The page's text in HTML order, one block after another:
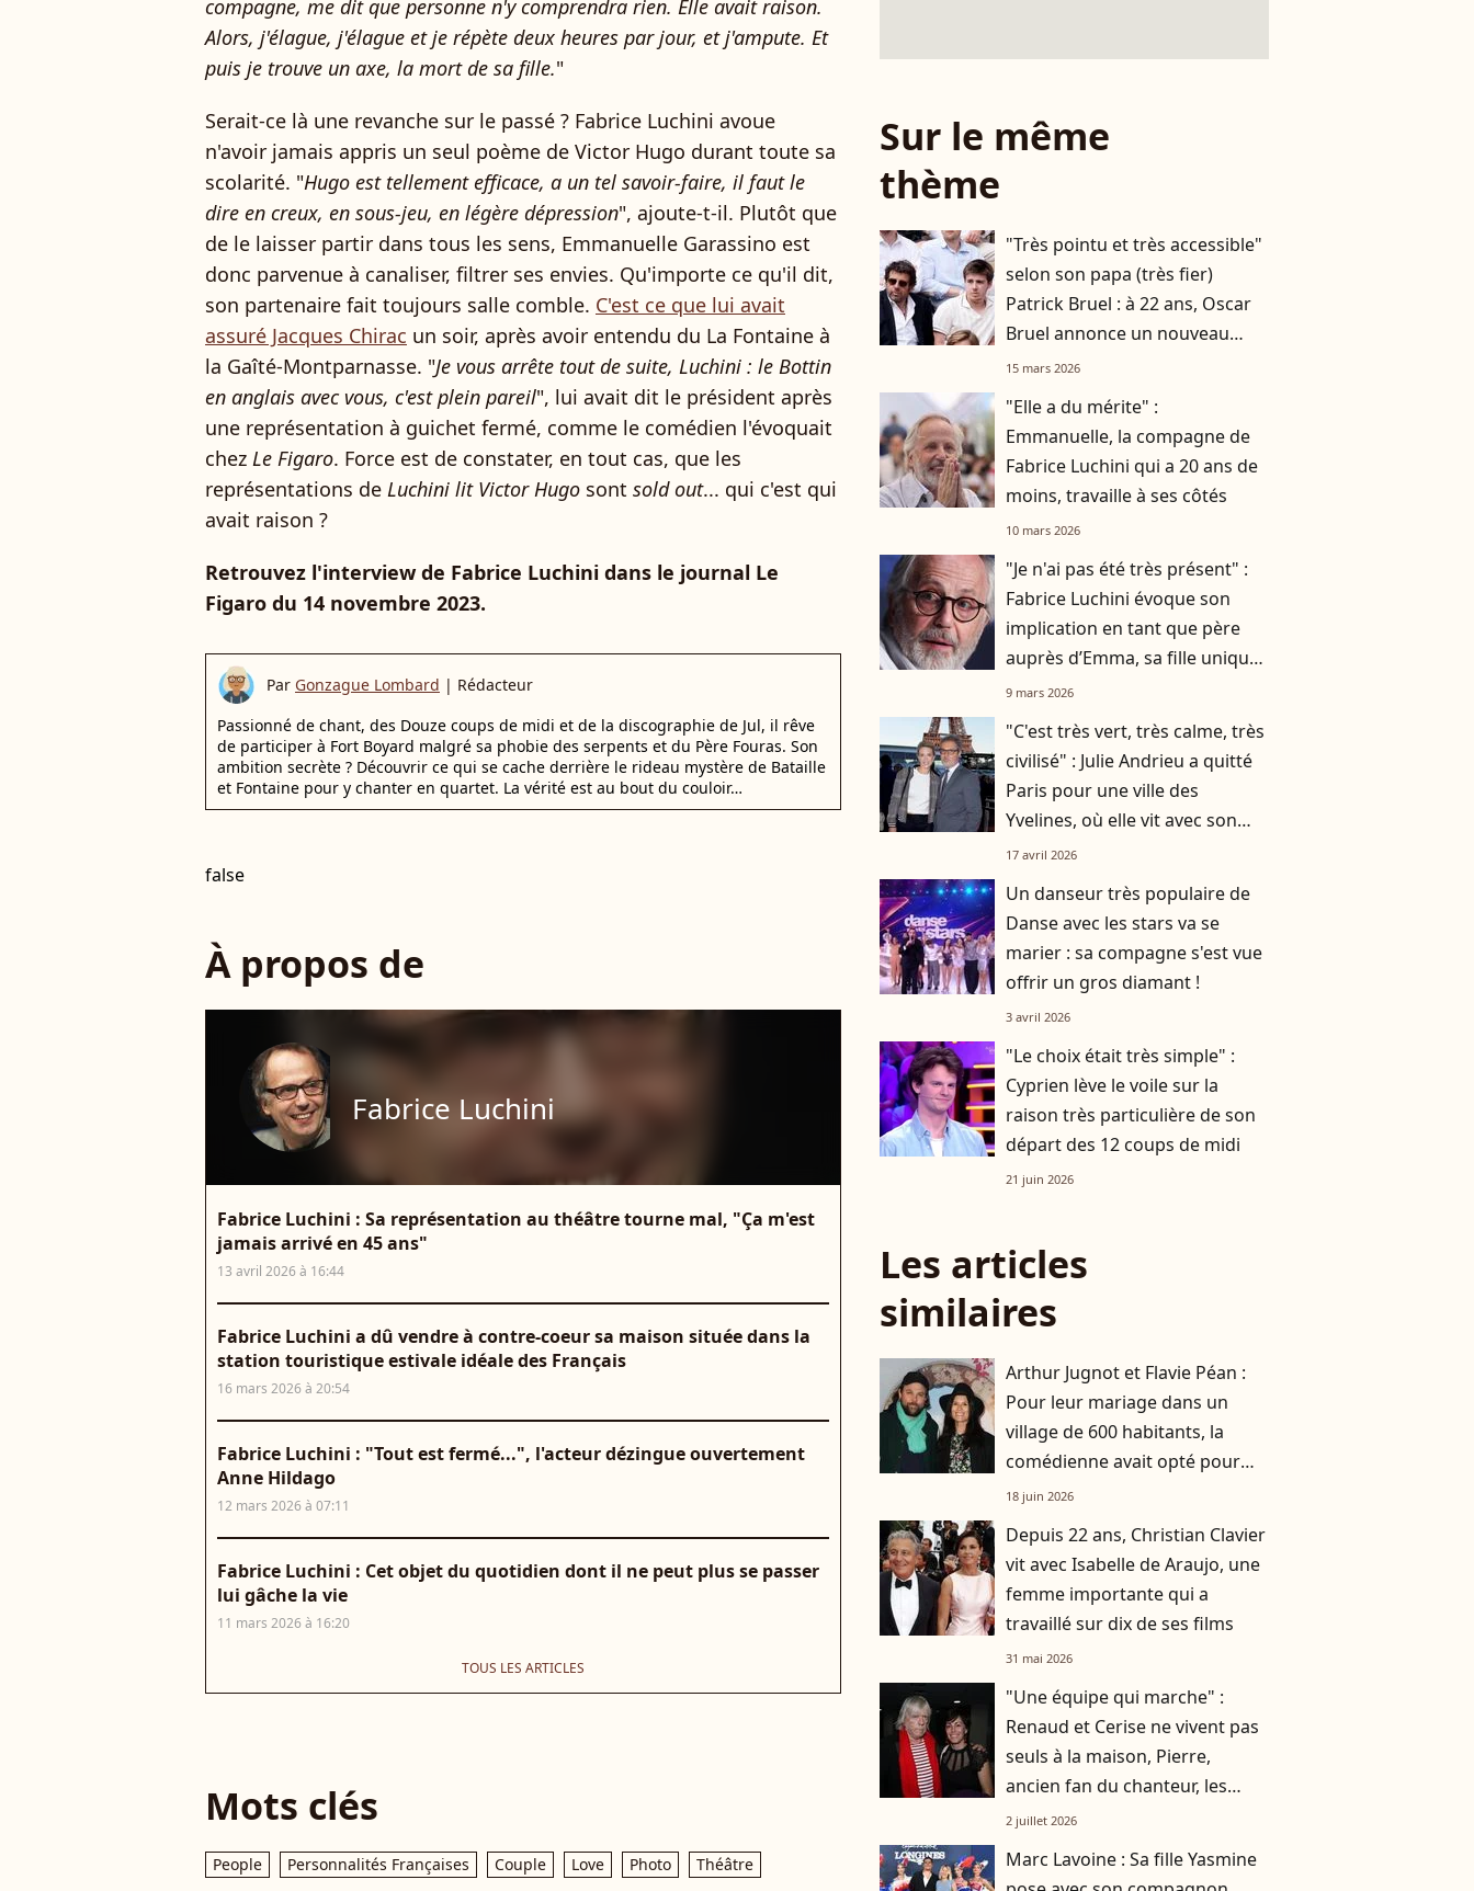
compagne, me dit que personne n'y comprendra rien. Elle avait raison.
Alors, j'élague, j'élague et je répète deux heures par jour, et j'ampute. Et
puis je trouve un axe, la mort de sa fille."
Serait-ce là une revanche sur le passé ? Fabrice Luchini avoue
n'avoir jamais appris un seul poème de Victor Hugo durant toute sa
scolarité. "Hugo est tellement efficace, a un tel savoir-faire, il faut le
dire en creux, en sous-jeu, en légère dépression", ajoute-t-il. Plutôt que
de le laisser partir dans tous les sens, Emmanuelle Garassino est
donc parvenue à canaliser, filtrer ses envies. Qu'importe ce qu'il dit,
son partenaire fait toujours salle comble. C'est ce que lui avait
assuré Jacques Chirac un soir, après avoir entendu du La Fontaine à
la Gaîté-Montparnasse. "Je vous arrête tout de suite, Luchini : le Bottin
en anglais avec vous, c'est plein pareil", lui avait dit le président après
une représentation à guichet fermé, comme le comédien l'évoquait
chez Le Figaro. Force est de constater, en tout cas, que les
représentations de Luchini lit Victor Hugo sont sold out... qui c'est qui
avait raison ?
Retrouvez l'interview de Fabrice Luchini dans le journal Le
Figaro du 14 novembre 2023.
Par Gonzague Lombard | Rédacteur
Passionné de chant, des Douze coups de midi et de la discographie de Jul, il rêve
de participer à Fort Boyard malgré sa phobie des serpents et du Père Fouras. Son
ambition secrète ? Découvrir ce qui se cache derrière le rideau mystère de Bataille
et Fontaine pour y chanter en quartet. La vérité est au bout du couloir…
false
À propos de
Fabrice Luchini
Fabrice Luchini : Sa représentation au théâtre tourne mal, "Ça m'est
jamais arrivé en 45 ans"
13 avril 2026 à 16:44
Fabrice Luchini a dû vendre à contre-coeur sa maison située dans la
station touristique estivale idéale des Français
16 mars 2026 à 20:54
Fabrice Luchini : "Tout est fermé...", l'acteur dézingue ouvertement
Anne Hildago
12 mars 2026 à 07:11
Fabrice Luchini : Cet objet du quotidien dont il ne peut plus se passer
lui gâche la vie
11 mars 2026 à 16:20
TOUS LES ARTICLES
Mots clés
People Personnalités Françaises Couple Love Photo Théâtre
Sur le même
thème
"Très pointu et très accessible"
selon son papa (très fier)
Patrick Bruel : à 22 ans, Oscar
Bruel annonce un nouveau
projet lié aux neurosciences
15 mars 2026
"Elle a du mérite" :
Emmanuelle, la compagne de
Fabrice Luchini qui a 20 ans de
moins, travaille à ses côtés
10 mars 2026
"Je n'ai pas été très présent" :
Fabrice Luchini évoque son
implication en tant que père
auprès d’Emma, sa fille unique,
également actrice
9 mars 2026
"C'est très vert, très calme, très
civilisé" : Julie Andrieu a quitté
Paris pour une ville des
Yvelines, où elle vit avec son
mari et leurs deux enfants
17 avril 2026
Un danseur très populaire de
Danse avec les stars va se
marier : sa compagne s'est vue
offrir un gros diamant !
3 avril 2026
"Le choix était très simple" :
Cyprien lève le voile sur la
raison très particulière de son
départ des 12 coups de midi
21 juin 2026
Les articles
similaires
Arthur Jugnot et Flavie Péan :
Pour leur mariage dans un
village de 600 habitants, la
comédienne avait opté pour
une robe originale d'une
18 juin 2026
Depuis 22 ans, Christian Clavier
vit avec Isabelle de Araujo, une
femme importante qui a
travaillé sur dix de ses films
31 mai 2026
"Une équipe qui marche" :
Renaud et Cerise ne vivent pas
seuls à la maison, Pierre,
ancien fan du chanteur, les
accompagne au quotidien
2 juillet 2026
Marc Lavoine : Sa fille Yasmine